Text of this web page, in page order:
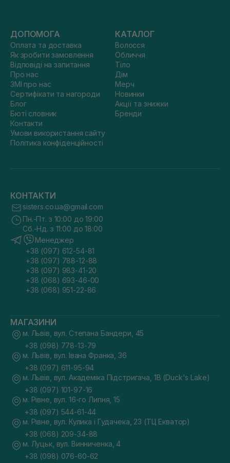
ДОПОМОГА
Оплата та доставка
Як зробити замовлення
Відповіді на запитання
Про нас
ЗМІ про нас
Сертифікати та нагороди
Блог
Бюті словник
Контакти
Умови використання сайту
Політика конфіденційності
КАТАЛОГ
Волосся
Обличчя
Тіло
Дім
Мерч
Новинки
Акції та знижки
Бренди
КОНТАКТИ
sisters.co.ua@gmail.com
Пн.-Пт. з 10:00 до 19:00
Сб.-Нд. з 11:00 до 18:00
Менеджер
+38 (097) 612-54-81
+38 (097) 788-12-88
+38 (097) 983-41-20
+38 (068) 693-46-00
+38 (068) 951-22-86
МАГАЗИНИ
м. Львів, вул. Степана Бандери, 45
+38 (098) 778-13-79
м. Львів, вул. Івана Франка, 36
+38 (097) 611-95-94
м. Львів, вул. Академіка Підстригача, 1В (Duck's Lake)
+38 (097) 101-97-16
м. Рівне, вул. 16-го Липня, 15
+38 (097) 544-61-44
м. Рівне, вул. Кулика і Гудачека, 23 (ТЦ Екватор)
+38 (068) 209-34-88
м. Луцьк, вул. Винниченка, 4
+38 (098) 076-60-62